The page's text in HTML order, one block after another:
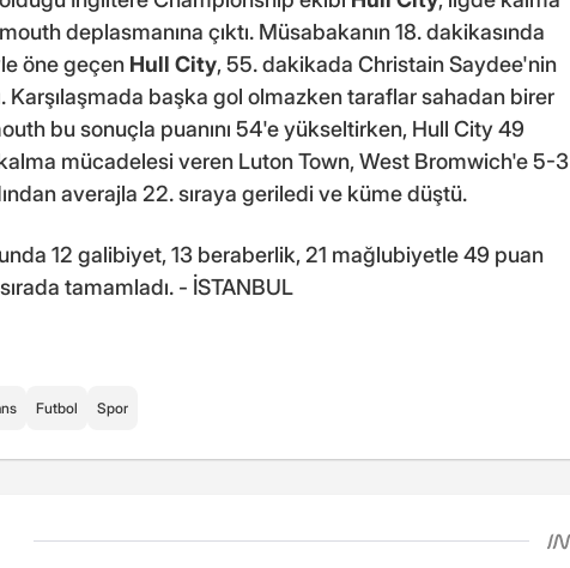
deplasmanına çıktı. Müsabakanın 18. dakikasında
öne geçen Hull City, 55. dakikada Christain Saydee'nin
Karşılaşmada başka gol olmazken taraflar sahadan birer
bu sonuçla puanını 54'e yükseltirken, Hull City 49
mücadelesi veren Luton Town, West Bromwich'e 5-3
averajla 22. sıraya geriledi ve küme düştü.
12 galibiyet, 13 beraberlik, 21 mağlubiyetle 49 puan
tamamladı. - İSTANBUL
Futbol Spor